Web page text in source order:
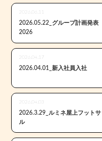
2026.06.11
2026.05.22_グループ計画発表
2026
2026.04.17
2026.04.01_新入社員入社
2026.04.03
2026.3.29_ルミネ屋上フットサ
ル